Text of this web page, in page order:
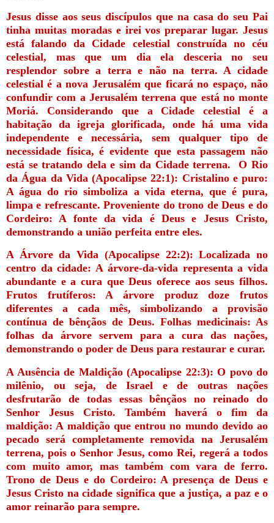
Jesus disse aos seus discípulos que na casa do seu Pai
tinha muitas moradas e irei vos preparar lugar. Jesus
está falando da Cidade celestial construída no céu
celestial, mas que um dia ela desceria no seu
resplendor sobre a terra e não na terra. A cidade
celestial é a nova Jerusalém que ficará no espaço, não
confundir com a Jerusalém terrena que está no monte
Moriá. Considerando que a Cidade celestial é a
habitação da igreja glorificada, onde há uma vida
independente e necessária, sem qualquer tipo de
necessidade física, é evidente que esta passagem não
está se tratando dela e sim da Cidade terrena.
O Rio
da Água da Vida (Apocalipse 22:1): Cristalino e puro:
A água do rio simboliza a vida eterna, que é pura,
limpa e refrescante. Proveniente do trono de Deus e do
Cordeiro: A fonte da vida é Deus e Jesus Cristo,
demonstrando a união perfeita entre eles.
A Árvore da Vida (Apocalipse 22:2): Localizada no
centro da cidade: A árvore-da-vida representa a vida
abundante e a cura que Deus oferece aos seus filhos.
Frutos frutíferos: A árvore produz doze frutos
diferentes a cada mês, simbolizando a provisão
contínua de bênçãos de Deus. Folhas medicinais: As
folhas da árvore servem para a cura das nações,
demonstrando o poder de Deus para restaurar e curar.
A Ausência de Maldição (Apocalipse 22:3): O povo do
milênio, ou seja, de Israel e de outras nações
desfrutarão de todas essas bênçãos no reinado do
Senhor Jesus Cristo. Também haverá o fim da
maldição: A maldição que entrou no mundo devido ao
pecado será completamente removida na Jerusalém
terrena, pois o Senhor Jesus, como Rei, regerá a todos
com muito amor, mas também com vara de ferro.
Trono de Deus e do Cordeiro: A presença de Deus e
Jesus Cristo na cidade significa que a justiça, a paz e o
amor reinarão para sempre.